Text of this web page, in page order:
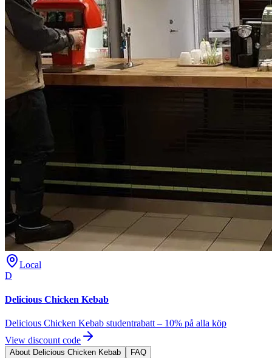
Local
D
Delicious Chicken Kebab
Delicious Chicken Kebab studentrabatt – 10% på alla köp
View discount code
About Delicious Chicken Kebab FAQ